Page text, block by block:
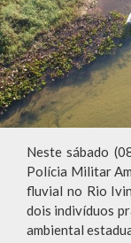
Neste sábado
Polícia Militar
fluvial no Rio
dois indivíduos
ambiental